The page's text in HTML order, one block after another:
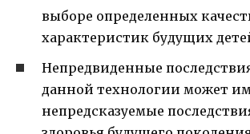
выборе определенных
характеристик будущих
Непредвиденные
данной технологии может
непредсказуемые